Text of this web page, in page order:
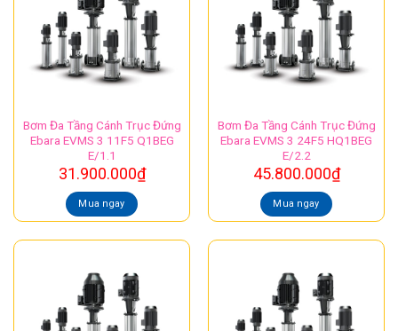
Bơm Đa Tầng Cánh Trục Đứng
Ebara EVMS 3 11F5 Q1BEG
E/1.1
31.900.000₫
Mua ngay
Bơm Đa Tầng Cánh Trục Đứng
Ebara EVMS 3 24F5 HQ1BEG
E/2.2
45.800.000₫
Mua ngay